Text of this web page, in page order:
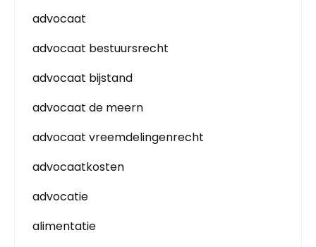
advocaat
advocaat bestuursrecht
advocaat bijstand
advocaat de meern
advocaat vreemdelingenrecht
advocaatkosten
advocatie
alimentatie